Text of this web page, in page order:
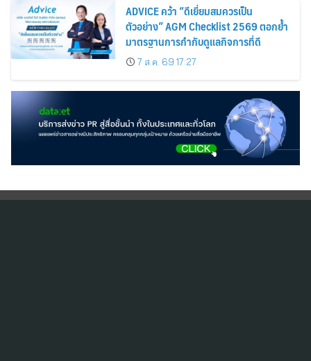
ADVICE คว้า “ดีเยี่ยมสมควรเป็น
ตัวอย่าง” AGM Checklist 2569 ตอกย้ำ
มาตรฐานการกำกับดูแลกิจการที่ดี
7 ส.ค. 69 17:27